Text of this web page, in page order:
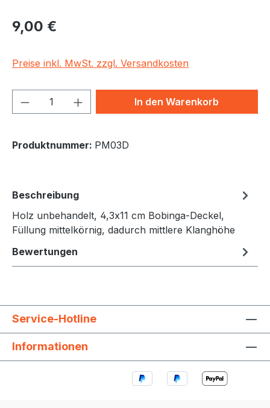
Regulärer Preis:
9,00 €
Preise inkl. MwSt. zzgl. Versandkosten
Produkt Anzahl: Gib denIn den Warenkorb
Produktnummer: PM03D
Beschreibung
Holz unbehandelt, 4,3x11 cm Bobinga-Deckel,
Füllung mittelkörnig, dadurch mittlere Klanghöhe
Bewertungen
Service-Hotline
Informationen